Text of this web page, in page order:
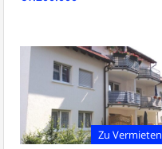
Zu Vermieten